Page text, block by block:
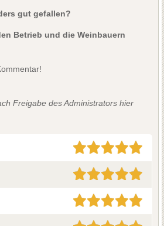
gut gefallen?
Betrieb und die Weinbauern
Freigabe des Administrators hier